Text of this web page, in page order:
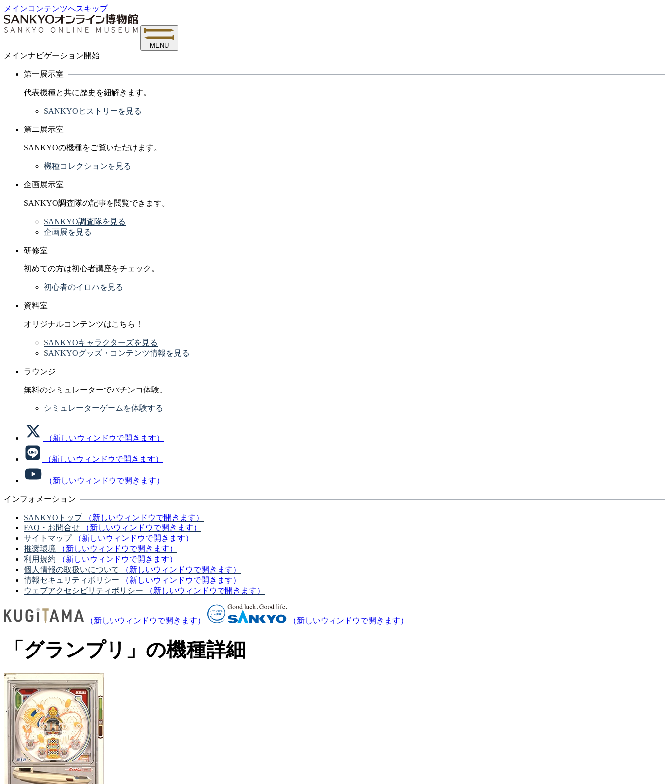
メインコンテンツへスキップ
MENU
メインナビゲーション開始
第一展示室
代表機種と共に歴史を紐解きます。
SANKYOヒストリーを見る
第二展示室
SANKYOの機種をご覧いただけます。
機種コレクションを見る
企画展示室
SANKYO調査隊の記事を閲覧できます。
SANKYO調査隊を見る
企画展を見る
研修室
初めての方は初心者講座をチェック。
初心者のイロハを見る
資料室
オリジナルコンテンツはこちら！
SANKYOキャラクターズを見る
SANKYOグッズ・コンテンツ情報を見る
ラウンジ
無料のシミュレーターでパチンコ体験。
シミュレーターゲームを体験する
（新しいウィンドウで開きます）
（新しいウィンドウで開きます）
（新しいウィンドウで開きます）
インフォメーション
SANKYOトップ
（新しいウィンドウで開きます）
FAQ・お問合せ
（新しいウィンドウで開きます）
サイトマップ
（新しいウィンドウで開きます）
推奨環境
（新しいウィンドウで開きます）
利用規約
（新しいウィンドウで開きます）
個人情報の取扱いについて
（新しいウィンドウで開きます）
情報セキュリティポリシー
（新しいウィンドウで開きます）
ウェブアクセシビリティポリシー
（新しいウィンドウで開きます）
（新しいウィンドウで開きます） （新しいウィンドウで開きます）
「グランプリ」の機種詳細